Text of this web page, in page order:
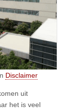
Disclaimer
uit
het is veel